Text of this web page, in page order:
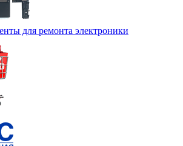
для ремонта электроники